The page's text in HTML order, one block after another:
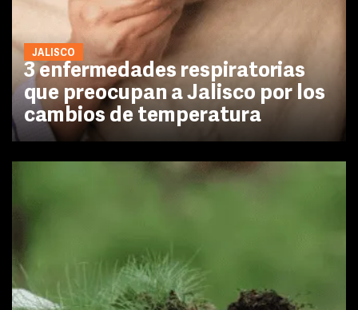
JALISCO
3 enfermedades respiratorias
que preocupan a Jalisco por los
cambios de temperatura